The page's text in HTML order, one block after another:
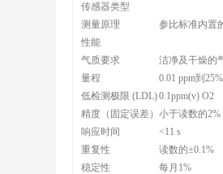
传感器类型
测量原理
参比标准内置
性能
气质要求
洁净及干燥的
量程
0.01 ppm到
低检测极限 (LDL)0.1ppm(v) O2
精度（固定误差） 小于读数的2%
响应时间
<11 s
重复性
读数的±0.1%
稳定性
每月1%